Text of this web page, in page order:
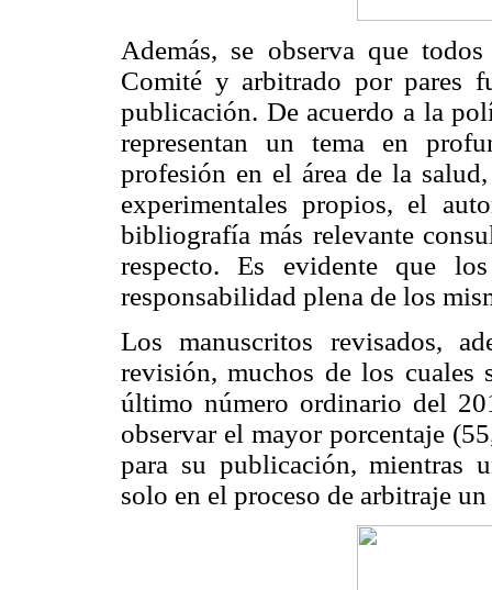
Además, se observa que
Comité y arbitrado por pares
publicación. De acuerdo a la
representan un tema en
profesión en el área de la
experimentales propios, el
bibliografía más relevante
respecto. Es evidente que
responsabilidad plena de los
Los manuscritos revisados,
revisión, muchos de los cuales
último número ordinario del
observar el mayor porcentaje
para su publicación, mientras
solo en el proceso de arbitraje